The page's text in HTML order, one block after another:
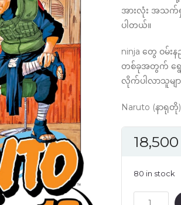
အားလုံး အသက်ရှ
ပါတယ်။
ninja တွေ ဝမ်း
တစ်ခုအတွက် ရွေး
လိုက်ပါလာသူမျ
Naruto (နာ
18,500
80 in stock
Naruto